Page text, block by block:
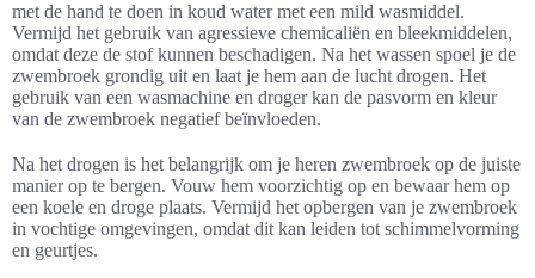
met de hand te doen in koud water met een mild wasmiddel.
Vermijd het gebruik van agressieve chemicaliën en bleekmiddelen,
omdat deze de stof kunnen beschadigen. Na het wassen spoel je de
zwembroek grondig uit en laat je hem aan de lucht drogen. Het
gebruik van een wasmachine en droger kan de pasvorm en kleur
van de zwembroek negatief beïnvloeden.
Na het drogen is het belangrijk om je heren zwembroek op de juiste
manier op te bergen. Vouw hem voorzichtig op en bewaar hem op
een koele en droge plaats. Vermijd het opbergen van je zwembroek
in vochtige omgevingen, omdat dit kan leiden tot schimmelvorming
en geurtjes.